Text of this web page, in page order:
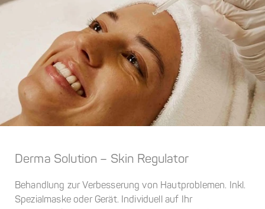
Derma Solution – Skin Regulator
Behandlung zur Verbesserung von Hautproblemen. Inkl.
Spezialmaske oder Gerät. Individuell auf Ihr